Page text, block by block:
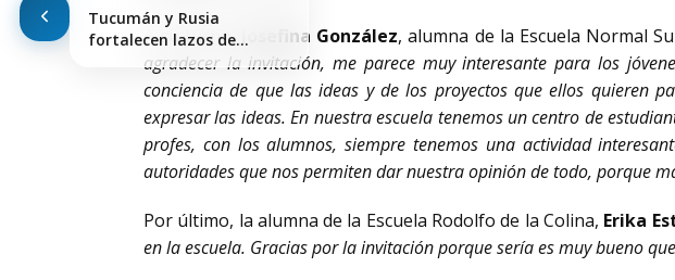
A su turno, Josefina González, alumna de la Escuela Normal
agradecer la invitación, me parece muy interesante para los
conciencia de que las ideas y de los proyectos que ellos quieren
expresar las ideas. En nuestra escuela tenemos un centro de
profes, con los alumnos, siempre tenemos una actividad
autoridades que nos permiten dar nuestra opinión de todo, porque
Por último, la alumna de la Escuela Rodolfo de la Colina, Erika
en la escuela. Gracias por la invitación porque sería es muy bueno
Tucumán y Rusia
fortalecen lazos de
cooperación…